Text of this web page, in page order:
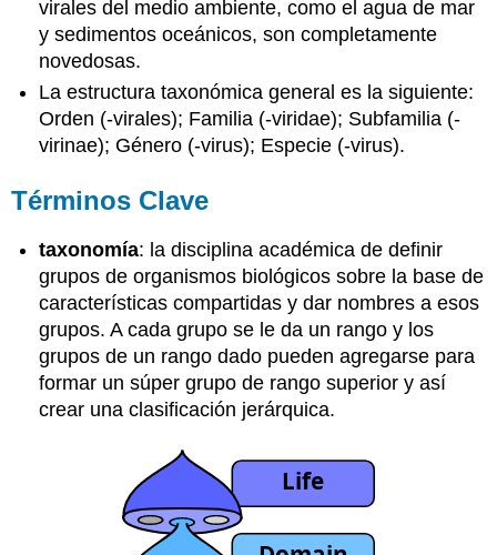
virales del medio ambiente, como el agua de mar
y sedimentos oceánicos, son completamente
novedosas.
La estructura taxonómica general es la siguiente:
Orden (-virales); Familia (-viridae); Subfamilia (-
virinae); Género (-virus); Especie (-virus).
Términos Clave
taxonomía: la disciplina académica de definir
grupos de organismos biológicos sobre la base de
características compartidas y dar nombres a esos
grupos. A cada grupo se le da un rango y los
grupos de un rango dado pueden agregarse para
formar un súper grupo de rango superior y así
crear una clasificación jerárquica.